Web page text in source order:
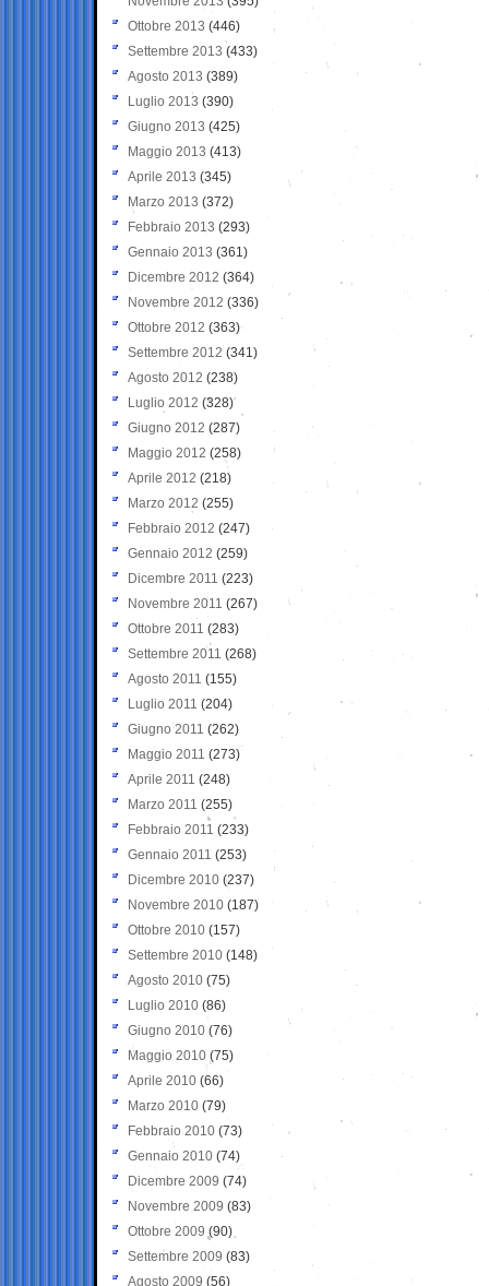
Ottobre 2013 (446)
Settembre 2013 (433)
Agosto 2013 (389)
Luglio 2013 (390)
Giugno 2013 (425)
Maggio 2013 (413)
Aprile 2013 (345)
Marzo 2013 (372)
Febbraio 2013 (293)
Gennaio 2013 (361)
Dicembre 2012 (364)
Novembre 2012 (336)
Ottobre 2012 (363)
Settembre 2012 (341)
Agosto 2012 (238)
Luglio 2012 (328)
Giugno 2012 (287)
Maggio 2012 (258)
Aprile 2012 (218)
Marzo 2012 (255)
Febbraio 2012 (247)
Gennaio 2012 (259)
Dicembre 2011 (223)
Novembre 2011 (267)
Ottobre 2011 (283)
Settembre 2011 (268)
Agosto 2011 (155)
Luglio 2011 (204)
Giugno 2011 (262)
Maggio 2011 (273)
Aprile 2011 (248)
Marzo 2011 (255)
Febbraio 2011 (233)
Gennaio 2011 (253)
Dicembre 2010 (237)
Novembre 2010 (187)
Ottobre 2010 (157)
Settembre 2010 (148)
Agosto 2010 (75)
Luglio 2010 (86)
Giugno 2010 (76)
Maggio 2010 (75)
Aprile 2010 (66)
Marzo 2010 (79)
Febbraio 2010 (73)
Gennaio 2010 (74)
Dicembre 2009 (74)
Novembre 2009 (83)
Ottobre 2009 (90)
Settembre 2009 (83)
Agosto 2009 (56)